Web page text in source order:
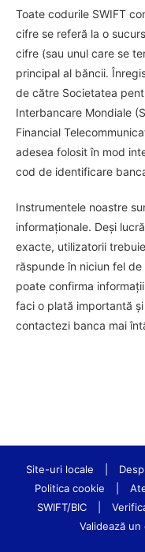
Toate codurile SWIFT
cifre se referă la o
cifre (sau unul care se
principal al băncii.
de către Societatea
Interbancare Mondiale
Financial
adesea folosit în mod
cod de identificare
Instrumentele noastre
informaționale. Deși
exacte, utilizatorii
răspunde în niciun fel
poate confirma
faci o plată importantă
contactezi banca mai
Site-uri locale
Politica cookie
SWIFT/BIC
Validează un